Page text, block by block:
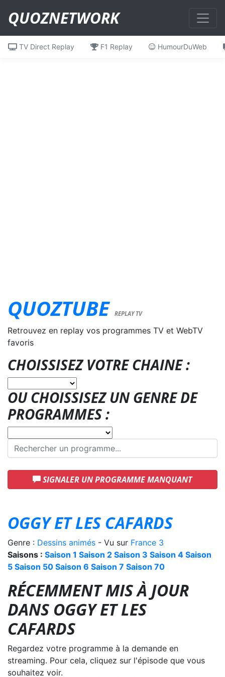
QUOZNETWORK
TV Direct Replay F1 Replay HumourDuWeb
QUOZTUBE REPLAY TV
Retrouvez en replay vos programmes TV et WebTV
favoris
CHOISSISEZ VOTRE CHAINE :
OU CHOISSISEZ UN GENRE DE
PROGRAMMES :
SIGNALER UN PROGRAMME MANQUANT
OGGY ET LES CAFARDS
Genre : Dessins animés - Vu sur France 3
Saisons : Saison 1 Saison 2 Saison 3 Saison 4 Saison
5 Saison 50 Saison 6 Saison 7 Saison 70
RÉCEMMENT MIS À JOUR
DANS OGGY ET LES
CAFARDS
Regardez votre programme à la demande en
streaming. Pour cela, cliquez sur l'épisode que vous
souhaitez voir.